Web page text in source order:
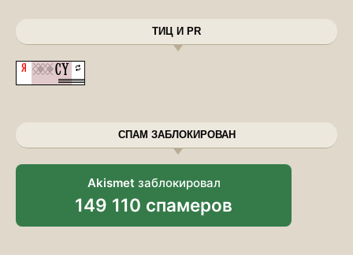
ТИЦ И PR
СПАМ ЗАБЛОКИРОВАН
Akismet заблокировал
149 110 спамеров